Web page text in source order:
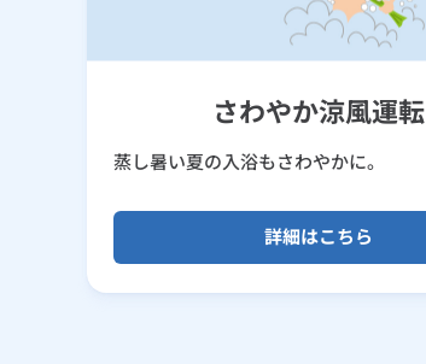
さわやか涼風運転
蒸し暑い夏の入浴もさわやかに。
詳細はこちら